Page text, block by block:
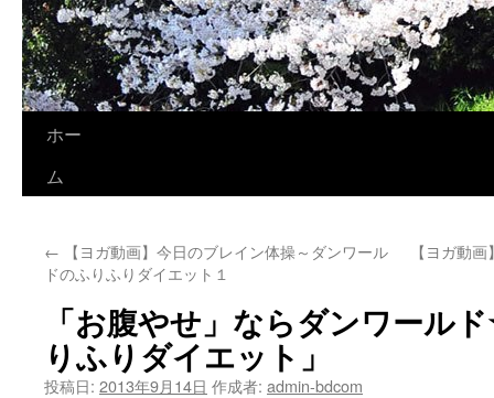
コ
ン
ス
ホー
ム
← 【ヨガ動画】今日のブレイン体操～ダンワール
ドのふりふりダイエット１
【ヨガ動
「お腹やせ」ならダンワール
りふりダイエット」
投稿日: 2013年9月14日 作成者: admin-bdcom